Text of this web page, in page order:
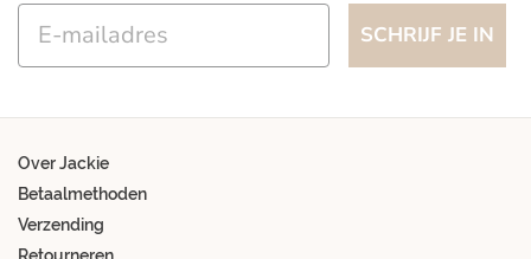
Email
SCHRIJF JE IN
Over Jackie
Betaalmethoden
Verzending